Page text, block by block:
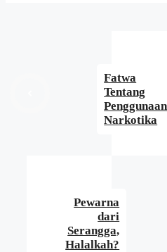
Fatwa
Tentang
Penggunaan
Narkotika
Pewarna
dari
Serangga,
Halalkah?